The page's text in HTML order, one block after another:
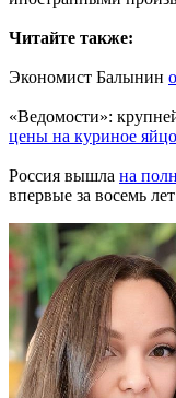
Читайте также:
Экономист Балынин
«Ведомости»:
цены на куриное яйцо
Россия вышла на
впервые за восемь лет